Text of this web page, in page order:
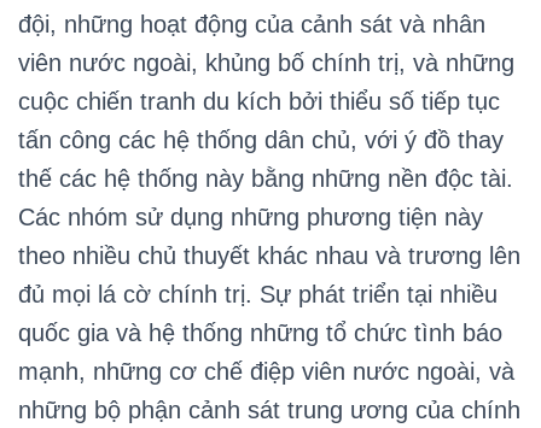
đội, những hoạt động của cảnh sát và nhân
viên nước ngoài, khủng bố chính trị, và những
cuộc chiến tranh du kích bởi thiểu số tiếp tục
tấn công các hệ thống dân chủ, với ý đồ thay
thế các hệ thống này bằng những nền độc tài.
Các nhóm sử dụng những phương tiện này
theo nhiều chủ thuyết khác nhau và trương lên
đủ mọi lá cờ chính trị. Sự phát triển tại nhiều
quốc gia và hệ thống những tổ chức tình báo
mạnh, những cơ chế điệp viên nước ngoài, và
những bộ phận cảnh sát trung ương của chính